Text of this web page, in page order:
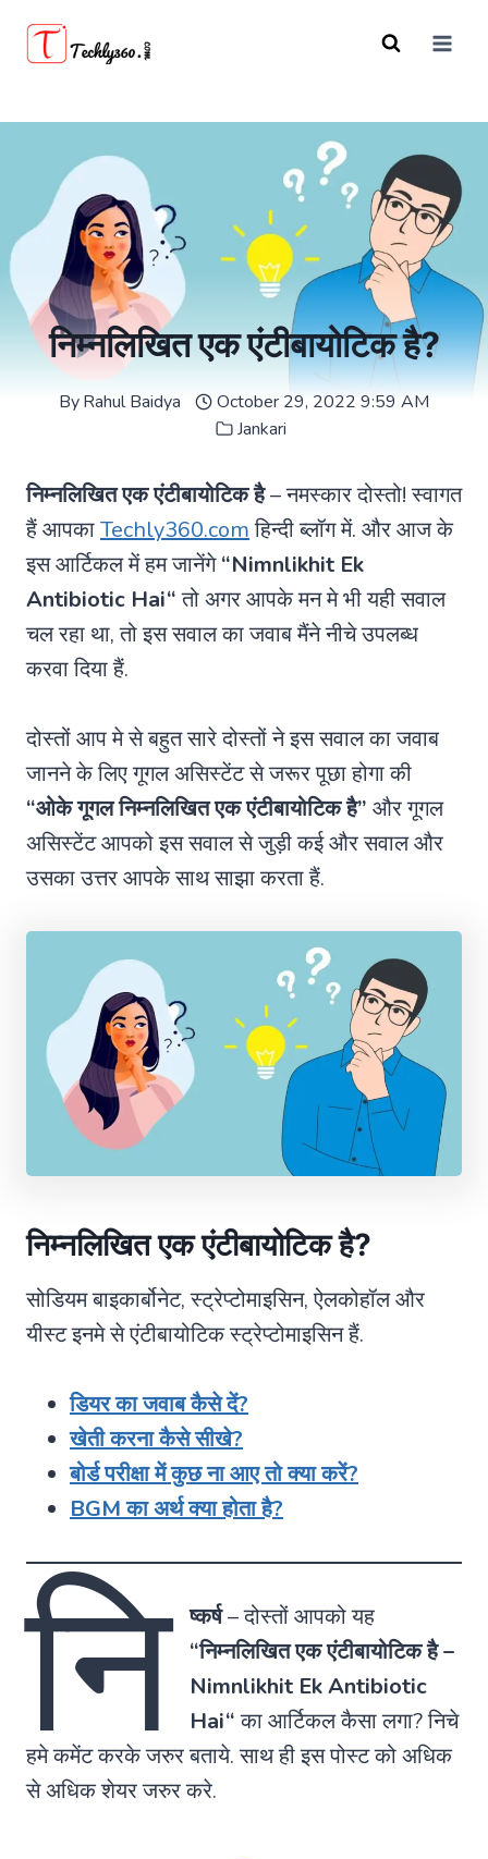
निम्नलिखित एक एंटीबायोटिक है?
ByRahul Baidya
October 29, 2022 9:59 AM
Jankari
निम्नलिखित एक एंटीबायोटिक है– नमस्कार दोस्तो! स्वागत
हैं आपकाTechly360.comहिन्दी ब्लॉग में. और आज के
इस आर्टिकल में हम जानेंगे“Nimnlikhit Ek
Antibiotic Hai“तो अगर आपके मन मे भी यही सवाल
चल रहा था, तो इस सवाल का जवाब मैंने नीचे उपलब्ध
करवा दिया हैं.
दोस्तों आप मे से बहुत सारे दोस्तों ने इस सवाल का जवाब
जानने के लिए गूगल असिस्टेंट से जरूर पूछा होगा की
“ओके गूगल निम्नलिखित एक एंटीबायोटिक है” और गूगल
असिस्टेंट आपको इस सवाल से जुड़ी कई और सवाल और
उसका उत्तर आपके साथ साझा करता हैं.
निम्नलिखित एक एंटीबायोटिक है?
सोडियम बाइकार्बोनेट, स्ट्रेप्टोमाइसिन, ऐलकोहॉल और
यीस्ट इनमे से एंटीबायोटिक स्ट्रेप्टोमाइसिन हैं.
डियर का जवाब कैसे दें?
खेती करना कैसे सीखे?
बोर्ड परीक्षा में कुछ ना आए तो क्या करें?
BGM का अर्थ क्या होता है?
नि ष्कर्ष–दोस्तों आपको यह
“निम्नलिखित एक एंटीबायोटिक है –
Nimnlikhit Ek Antibiotic
Hai“का आर्टिकल कैसा लगा? निचे
हमे कमेंट करके जरुर बताये. साथ ही इस पोस्ट को अधिक
से अधिक शेयर जरुर करे.